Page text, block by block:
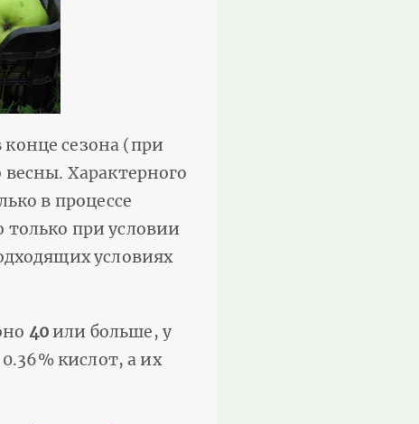
сезона (при
Характерного
в процессе
при условии
условиях
40или больше, у
кислот, а их